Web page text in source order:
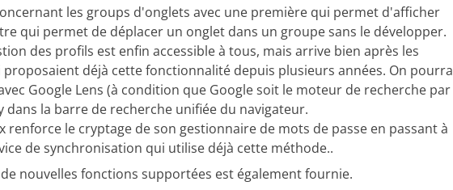
les groups d'onglets avec une première qui permet d'afficher
qui permet de déplacer un onglet dans un groupe sans le développer.
des profils est enfin accessible à tous, mais arrive bien après les
déjà cette fonctionnalité depuis plusieurs années. On pourra
Google Lens (à condition que Google soit le moteur de recherche par
la barre de recherche unifiée du navigateur.
le cryptage de son gestionnaire de mots de passe en passant à
de synchronisation qui utilise déjà cette méthode..
nouvelles fonctions supportées est également fournie.